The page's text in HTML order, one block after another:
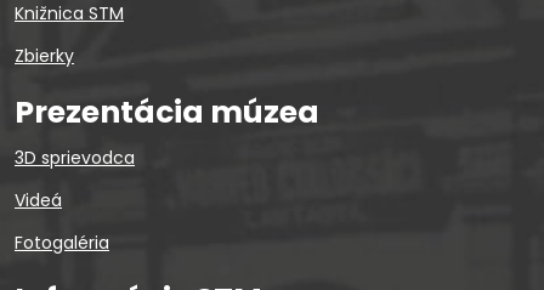
Knižnica STM
Zbierky
Prezentácia múzea
3D sprievodca
Videá
Fotogaléria